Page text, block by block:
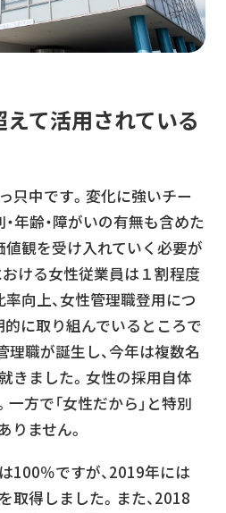
えて活用されている
只中です。変化に強いチー
年齢・障がいの有無も含めた
値観を受け入れていく必要が
おける女性従業員は１割程度
向上、女性管理職登用につ
的に取り組んでいるところで
理職が誕生し、今年は複数名
きました。女性の採用自体
方で「女性だから」と特別
りません。
100％ですが、2019年には
取得しました。また、2018